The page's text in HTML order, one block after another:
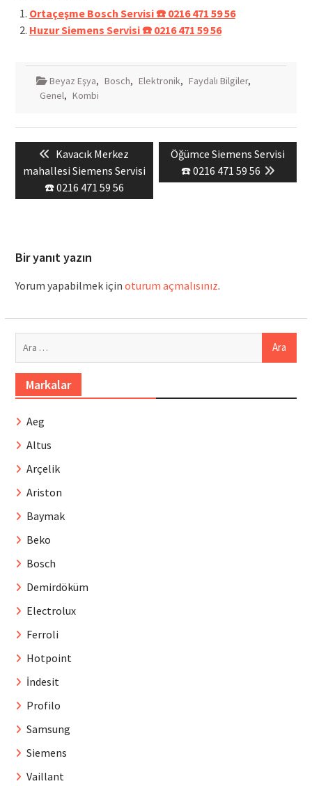
Ortaçeşme Bosch Servisi ☎️ 0216 471 59 56
Huzur Siemens Servisi ☎️ 0216 471 59 56
Beyaz Eşya, Bosch, Elektronik, Faydalı Bilgiler,
Genel, Kombi
gezinmesiPrevious
post:
Kavacık Merkez
mahallesi Siemens Servisi
☎️ 0216 471 59 56
Next
post:
Öğümce Siemens Servisi
☎️ 0216 471 59 56
Bir yanıt yazın
Yorum yapabilmek için oturum açmalısınız.
Markalar
Aeg
Altus
Arçelik
Ariston
Baymak
Beko
Bosch
Demirdöküm
Electrolux
Ferroli
Hotpoint
İndesit
Profilo
Samsung
Siemens
Vaillant